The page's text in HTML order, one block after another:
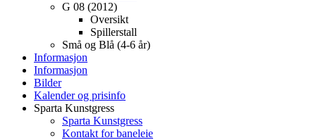
G 08 (2012)
Oversikt
Spillerstall
Små og Blå (4-6 år)
Informasjon
Informasjon
Bilder
Kalender og prisinfo
Sparta Kunstgress
Sparta Kunstgress
Kontakt for baneleie